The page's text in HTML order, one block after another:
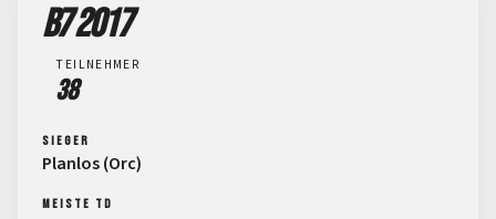
B7 2017
TEILNEHMER
38
SIEGER
Planlos (Orc)
MEISTE TD